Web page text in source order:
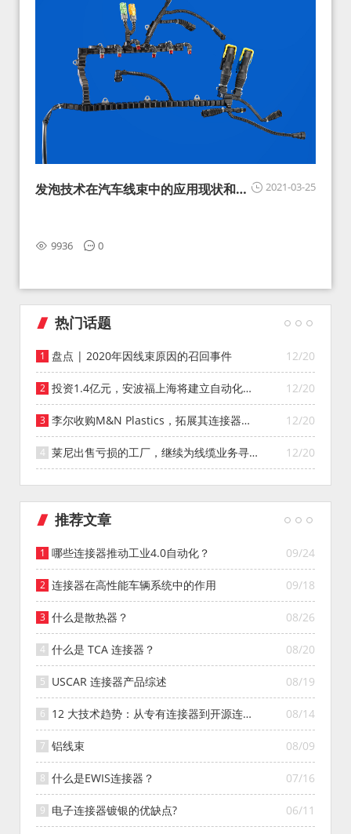
2021-03-25
发泡技术在汽车线束中的应用现状和展
9936 0
热门话题
12/20
盘点 | 2020年因线束原因的召回事件
12/20
投资1.4亿元，安波福上海将建立自动化智
能仓库
12/20
李尔收购M&N Plastics，拓展其连接器系
统业务
12/20
莱尼出售亏损的工厂，继续为线缆业务寻找
投资者
推荐文章
09/24
哪些连接器推动工业4.0自动化？
09/18
连接器在高性能车辆系统中的作用
08/26
什么是散热器？
08/20
什么是 TCA 连接器？
08/19
USCAR 连接器产品综述
08/14
12 大技术趋势：从专有连接器到开源连接
器的演变
08/09
铝线束
07/16
什么是EWIS连接器？
06/11
电子连接器镀银的优缺点?